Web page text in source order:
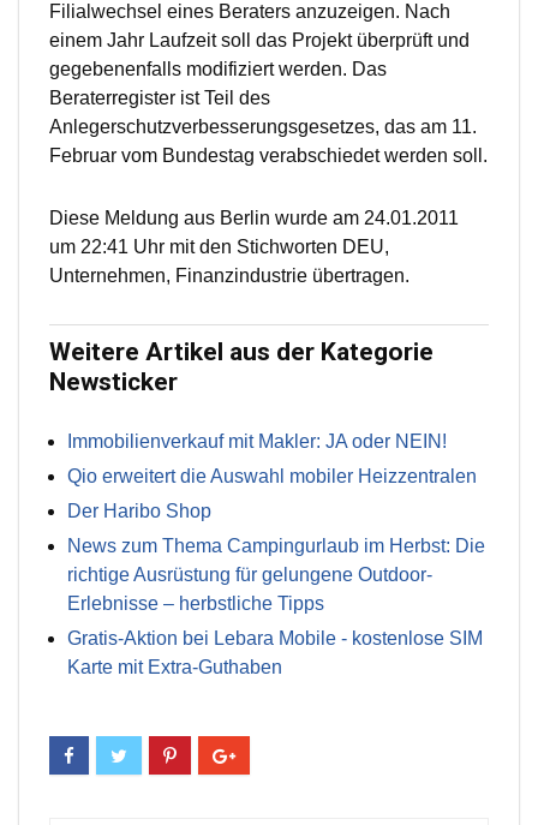
Filialwechsel eines Beraters anzuzeigen. Nach
einem Jahr Laufzeit soll das Projekt überprüft und
gegebenenfalls modifiziert werden. Das
Beraterregister ist Teil des
Anlegerschutzverbesserungsgesetzes, das am 11.
Februar vom Bundestag verabschiedet werden soll.
Diese Meldung aus Berlin wurde am 24.01.2011
um 22:41 Uhr mit den Stichworten DEU,
Unternehmen, Finanzindustrie übertragen.
Weitere Artikel aus der Kategorie
Newsticker
Immobilienverkauf mit Makler: JA oder NEIN!
Qio erweitert die Auswahl mobiler Heizzentralen
Der Haribo Shop
News zum Thema Campingurlaub im Herbst: Die
richtige Ausrüstung für gelungene Outdoor-
Erlebnisse – herbstliche Tipps
Gratis-Aktion bei Lebara Mobile - kostenlose SIM
Karte mit Extra-Guthaben